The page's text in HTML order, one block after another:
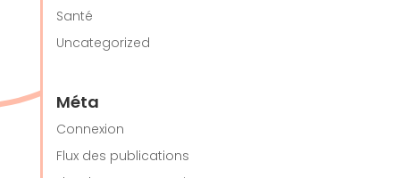
Santé
Uncategorized
Méta
Connexion
Flux des publications